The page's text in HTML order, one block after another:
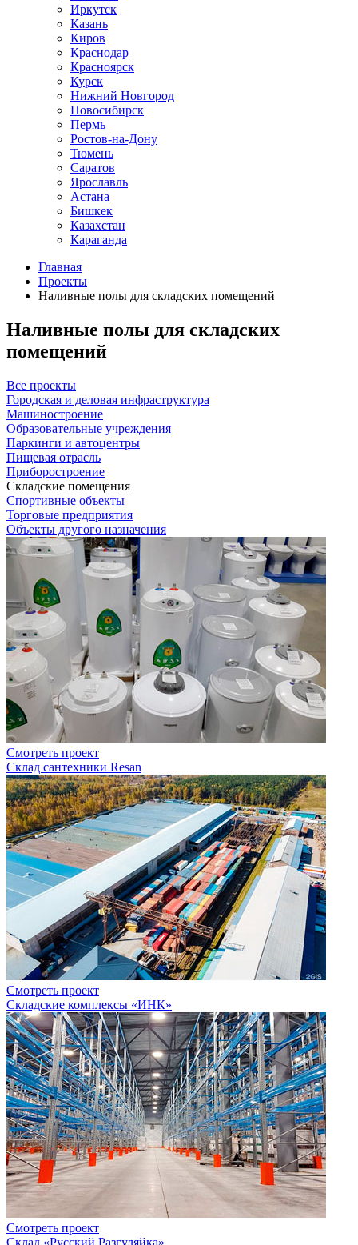
Иркутск
Казань
Киров
Краснодар
Красноярск
Курск
Нижний Новгород
Новосибирск
Пермь
Ростов-на-Дону
Тюмень
Саратов
Ярославль
Астана
Бишкек
Казахстан
Караганда
Главная
Проекты
Наливные полы для складских помещений
Наливные полы для складских
помещений
Все проекты
Городская и деловая инфраструктура
Машиностроение
Образовательные учреждения
Паркинги и автоцентры
Пищевая отрасль
Приборостроение
Складские помещения
Спортивные объекты
Торговые предприятия
Объекты другого назначения
Смотреть проект
Склад сантехники Resan
Смотреть проект
Складские комплексы «ИНК»
Смотреть проект
Склад «Русский Разгуляйка»